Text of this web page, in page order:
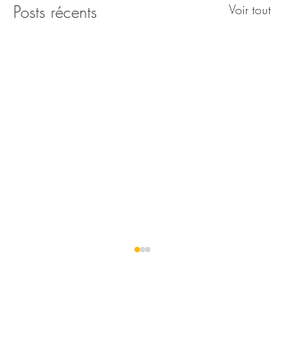
Posts récents Voir tout